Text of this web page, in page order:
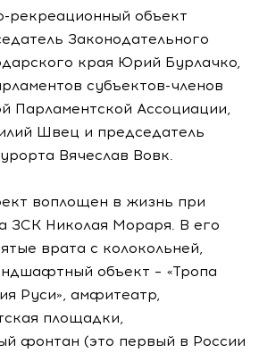
рекреационный объект
Законодательного
края Юрий Бурлачко,
субъектов-членов
Парламентской Ассоциации,
Швец и председатель
Вячеслав Вовк.
воплощен в жизнь при
ЗСК Николая Мораря. В его
врата с колокольней,
объект – «Тропа
Руси», амфитеатр,
площадки,
фонтан (это первый в России